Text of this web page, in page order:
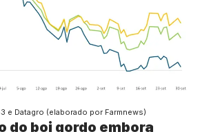
e Datagro (elaborado por Farmnews)
do boi gordo embora